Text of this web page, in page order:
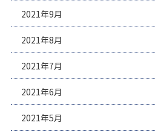
2021年9月
2021年8月
2021年7月
2021年6月
2021年5月